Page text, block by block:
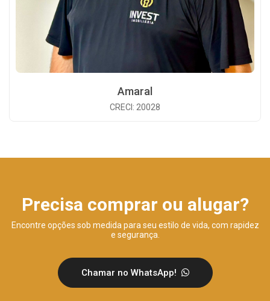
Amaral
CRECI: 20028
Precisa comprar ou alugar?
Encontre opções sob medida para seu estilo de vida, com rapidez
e segurança.
Chamar no WhatsApp!